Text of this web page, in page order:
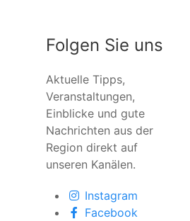
Folgen Sie uns
Aktuelle Tipps,
Veranstaltungen,
Einblicke und gute
Nachrichten aus der
Region direkt auf
unseren Kanälen.
Instagram
Facebook